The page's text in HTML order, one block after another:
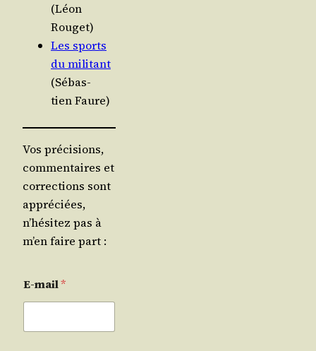
(Léon
Rouget)
Les sports
du mili­tant
(Sébas­
tien Faure)
Vos précisions,
commentaires et
corrections sont
appréciées,
n’hésitez pas à
m’en faire part :
E-mail*